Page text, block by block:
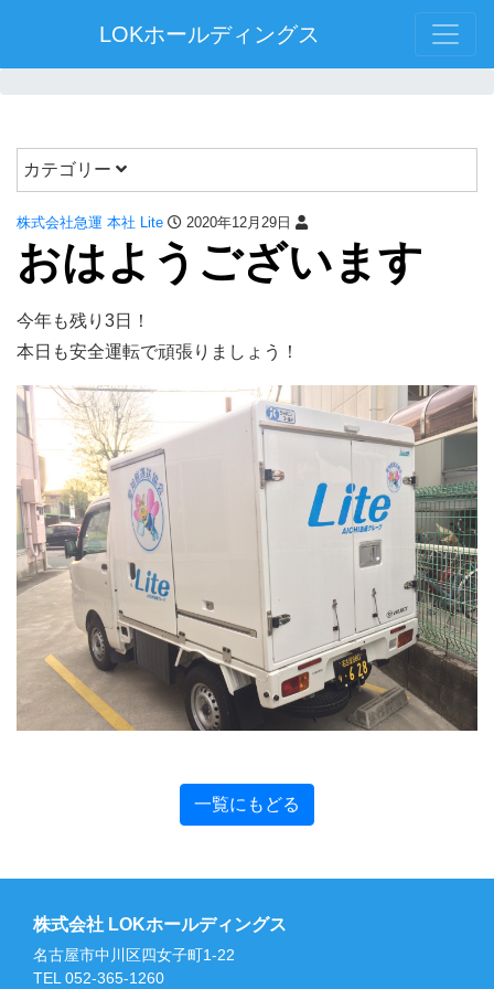
LOKホールディングス
カテゴリー
株式会社急運 本社 Lite 2020年12月29日
おはようございます
今年も残り3日！
本日も安全運転で頑張りましょう！
一覧にもどる
株式会社 LOKホールディングス
名古屋市中川区四女子町1-22
TEL 052-365-1260